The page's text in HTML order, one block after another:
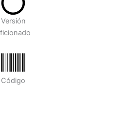
Versión
Código